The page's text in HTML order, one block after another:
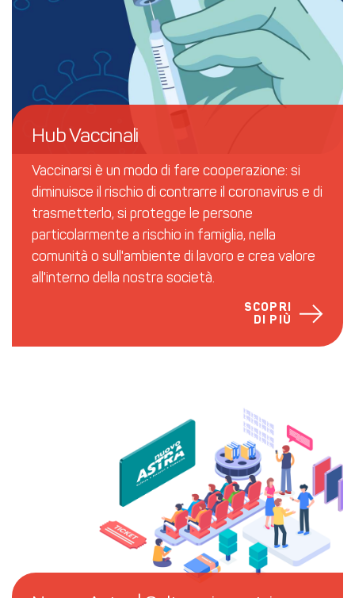
Hub Vaccinali
Vaccinarsi è un modo di fare cooperazione: si
diminuisce il rischio di contrarre il coronavirus e di
trasmetterlo, si protegge le persone
particolarmente a rischio in famiglia, nella
comunità o sull'ambiente di lavoro e crea valore
all'interno della nostra società.
SCOPRI
DI PIÙ